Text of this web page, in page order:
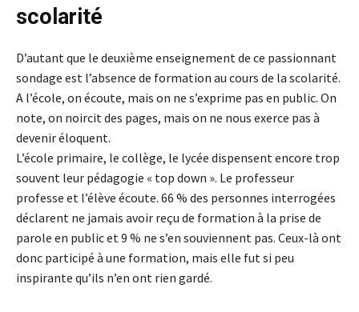
scolarité
D’autant que le deuxième enseignement de ce passionnant
sondage est l’absence de formation au cours de la scolarité.
A l’école, on écoute, mais on ne s’exprime pas en public. On
note, on noircit des pages, mais on ne nous exerce pas à
devenir éloquent.
L’école primaire, le collège, le lycée dispensent encore trop
souvent leur pédagogie « top down ». Le professeur
professe et l’élève écoute. 66 % des personnes interrogées
déclarent ne jamais avoir reçu de formation à la prise de
parole en public et 9 % ne s’en souviennent pas. Ceux-là ont
donc participé à une formation, mais elle fut si peu
inspirante qu’ils n’en ont rien gardé.